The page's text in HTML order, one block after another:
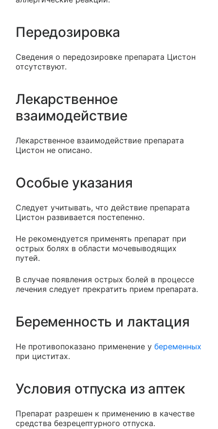
Передозировка
Сведения о передозировке препарата Цистон
отсутствуют.
Лекарственное
взаимодействие
Лекарственное взаимодействие препарата
Цистон не описано.
Особые указания
Следует учитывать, что действие препарата
Цистон развивается постепенно.
Не рекомендуется применять препарат при
острых болях в области мочевыводящих
путей.
В случае появления острых болей в процессе
лечения следует прекратить прием препарата.
Беременность и лактация
Не противопоказано применение у беременных
при циститах.
Условия отпуска из аптек
Препарат разрешен к применению в качестве
средства безрецептурного отпуска.